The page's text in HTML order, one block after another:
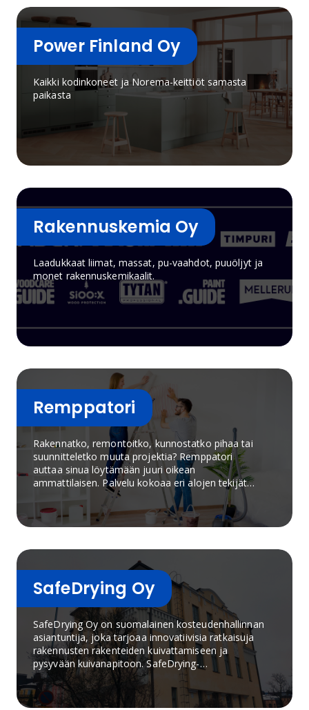
Power Finland Oy
Kaikki kodinkoneet ja Norema-keittiöt samasta
paikasta
Rakennuskemia Oy
Laadukkaat liimat, massat, pu-vaahdot, puuöljyt ja
monet rakennuskemikaalit.
Remppatori
Rakennatko, remontoitko, kunnostatko pihaa tai
suunnitteletko muuta projektia? Remppatori
auttaa sinua löytämään juuri oikean
ammattilaisen. Palvelu kokoaa eri alojen tekijät
yhteen, jotta voit valita helposti tarpeisiisi
parhaiten sopivan osaajan.
SafeDrying Oy
SafeDrying Oy on suomalainen kosteudenhallinnan
asiantuntija, joka tarjoaa innovatiivisia ratkaisuja
rakennusten rakenteiden kuivattamiseen ja
pysyvään kuivanapitoon. SafeDrying-
kuivanapitojärjestelmä soveltuu niin
uudisrakentamiseen kuin korjausrakentamiseen
sekä omakotitaloihin, taloyhtiöihin, liike- ja julkisiin